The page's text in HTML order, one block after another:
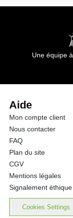
Une équipe
Aide
Mon compte client
Nous contacter
FAQ
Plan du site
CGV
Mentions légales
Signalement éthique
Cookies Settings